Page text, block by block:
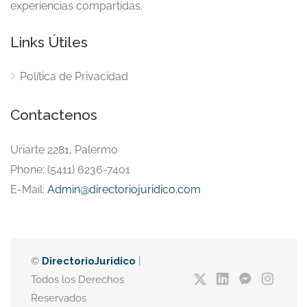
experiencias compartidas.
Links Útiles
Política de Privacidad
Contactenos
Uriarte 2281, Palermo
Phone: (5411) 6236-7401
E-Mail: Admin@directoriojuridico.com
© DirectorioJuridico
Todos los Derechos
Reservados